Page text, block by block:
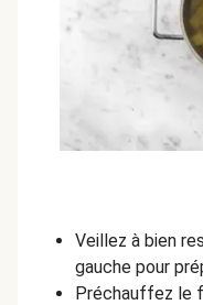
Veillez à bien
gauche pour
Préchauffez le